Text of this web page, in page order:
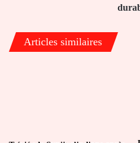
Articles similaires